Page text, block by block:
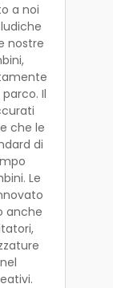
a noi
nostre
Il
che le
di
Le
anche